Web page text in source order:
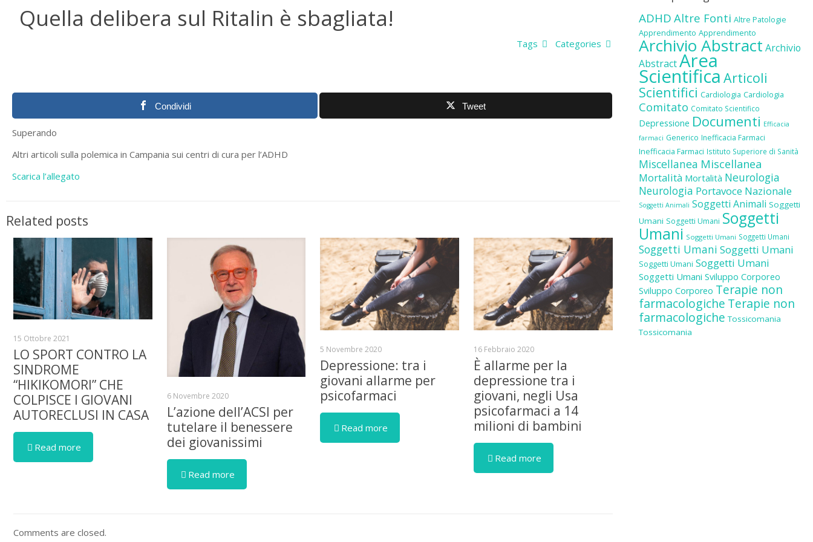
Quella delibera sul Ritalin è sbagliata!
Categories
Tags
Condividi Tweet
Superando
Altri articoli sulla polemica in Campania sui centri di cura per l’ADHD
Scarica l’allegato
Related posts
15 Ottobre 2021
LO SPORT CONTRO LA
SINDROME
“HIKIKOMORI” CHE
COLPISCE I GIOVANI
AUTORECLUSI IN CASA
Read more
6 Novembre 2020
L’azione dell’ACSI per
tutelare il benessere
dei giovanissimi
Read more
5 Novembre 2020
Depressione: tra i
giovani allarme per
psicofarmaci
Read more
16 Febbraio 2020
È allarme per la
depressione tra i
giovani, negli Usa
psicofarmaci a 14
milioni di bambini
Read more
Comments are closed.
ADHD Altre Fonti Altre Patologie
Apprendimento Apprendimento
Archivio Abstract Archivio
AbstractArea
Scientifica Articoli
Scientifici Cardiologia Cardiologia
Comitato Comitato Scientifico
Depressione Documenti Efficacia
farmaci Generico Inefficacia Farmaci
Inefficacia Farmaci Istituto Superiore di Sanità
Miscellanea Miscellanea
Mortalità Mortalità Neurologia
Neurologia Portavoce Nazionale
Soggetti Animali Soggetti Animali Soggetti
Umani Soggetti Umani Soggetti
Umani Soggetti Umani Soggetti Umani
Soggetti Umani Soggetti Umani
Soggetti Umani Soggetti Umani
Soggetti Umani Sviluppo Corporeo
Sviluppo Corporeo Terapie non
farmacologiche Terapie non
farmacologiche Tossicomania
Tossicomania